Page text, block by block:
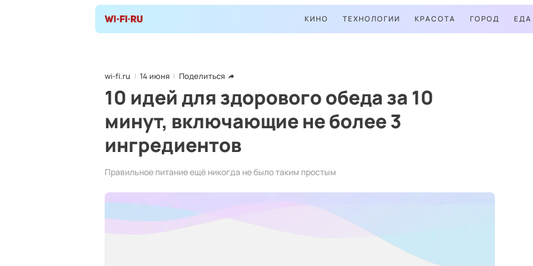
КИНО ТЕХНОЛОГИИ КРАСОТА ГОРОД ЕДА
wi-fi.ru 14 июня Поделиться
10 идей для здорового обеда за 10
минут, включающие не более 3
ингредиентов
Правильное питание ещё никогда не было таким простым